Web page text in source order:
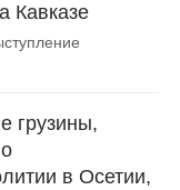
Кавказе
грузины,
в Осетии,